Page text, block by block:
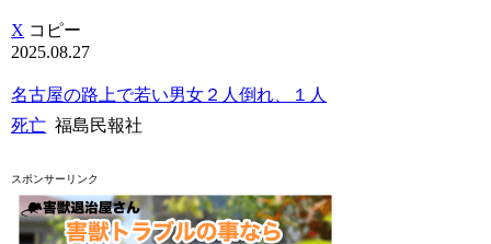
X コピー
2025.08.27
名古屋の路上で若い男女２人倒れ、１人
死亡 福島民報社
スポンサーリンク